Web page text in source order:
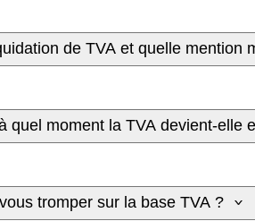
de TVA et quelle mention
quel moment la TVA devient-elle
tromper sur la base TVA ?